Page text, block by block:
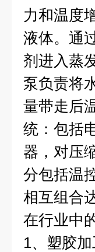
力和温度
液体。通
剂进入蒸
泵负责将
量带走后
统：包括
器，对压
分包括温
相互组合
在行业中
1、塑胶